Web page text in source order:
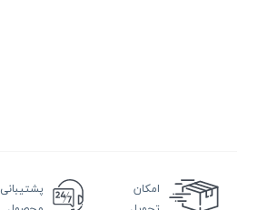
امکان
پشتیبانی